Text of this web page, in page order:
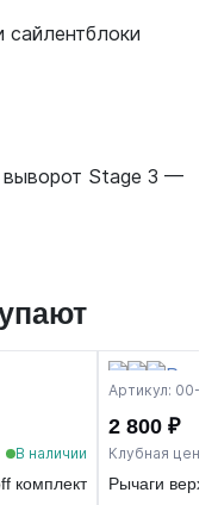
сайлентблоки
выворот Stage 3 —
В наличии
комплект
Артикул: 00-
2 800 ₽
Клубная цена
Рычаги